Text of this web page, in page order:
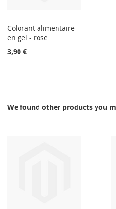
Colorant alimentaire
en gel - rose
3,90 €
We found other products you